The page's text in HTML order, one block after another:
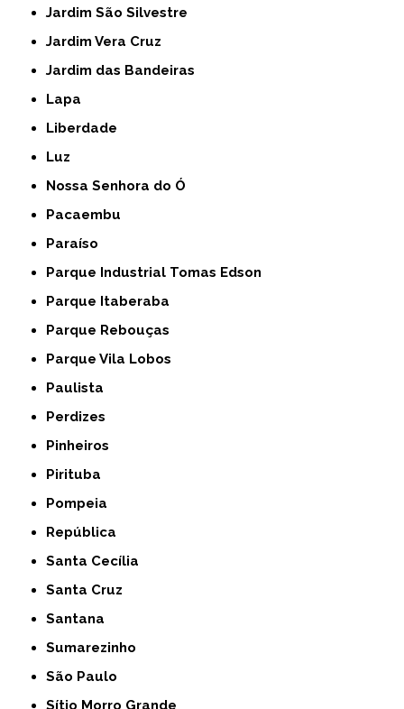
Jardim São Silvestre
Jardim Vera Cruz
Jardim das Bandeiras
Lapa
Liberdade
Luz
Nossa Senhora do Ó
Pacaembu
Paraíso
Parque Industrial Tomas Edson
Parque Itaberaba
Parque Rebouças
Parque Vila Lobos
Paulista
Perdizes
Pinheiros
Pirituba
Pompeia
República
Santa Cecília
Santa Cruz
Santana
Sumarezinho
São Paulo
Sítio Morro Grande